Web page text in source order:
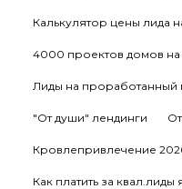
Калькулятор цены лида
4000 проектов домов на
Лиды на проработанный
"От души" лендинги
Кровлепривлечение
Как платить за